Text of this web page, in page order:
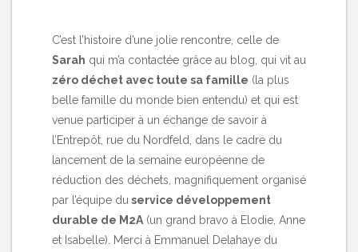
C’est l’histoire d’une jolie rencontre, celle de
Sarah qui m’a contactée grâce au blog, qui vit au
zéro déchet avec toute sa famille (la plus
belle famille du monde bien entendu) et qui est
venue participer à un échange de savoir à
l’Entrepôt, rue du Nordfeld, dans le cadre du
lancement de la semaine européenne de
réduction des déchets, magnifiquement organisé
par l’équipe du service développement
durable de M2A (un grand bravo à Elodie, Anne
et Isabelle). Merci à Emmanuel Delahaye du